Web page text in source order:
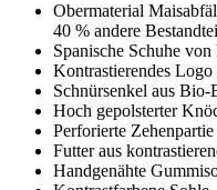
Obermaterial
40 % andere
Spanische Schuhe
Kontrastierendes Logo
Schnürsenkel aus
Hoch gepolsterter
Perforierte Zehenpartie
Futter aus
Handgenähte